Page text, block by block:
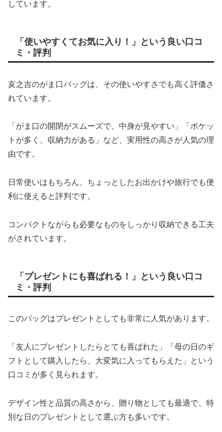
しています。
「使いやすくてお気に入り！」という良い口コ
ミ・評判
亥之吉のがま口バッグは、その使いやすさでも高く評価さ
れています。
「がま口の開閉がスムーズで、中身が見やすい」「ポケッ
トが多く、収納力がある」など、実用性の高さが人気の理
由です。
日常使いはもちろん、ちょっとしたお出かけや旅行でも便
利に使えると評判です。
コンパクトながらも必要なものをしっかり収納できる工夫
がされています。
「プレゼントにも喜ばれる！」という良い口コ
ミ・評判
このバッグはプレゼントとしても非常に人気があります。
「友人にプレゼントしたらとても喜ばれた」「母の日のギ
フトとして購入したら、大変気に入ってもらえた」という
口コミが多く見られます。
デザイン性と品質の高さから、贈り物としても最適で、特
別な日のプレゼントとして選ぶ方も多いです。